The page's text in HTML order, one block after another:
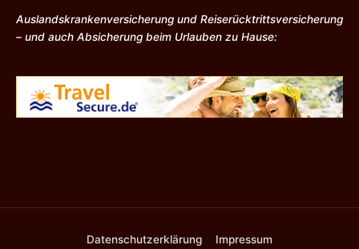
Auslandskrankenversicherung und Reiserücktrittsversicherung
– und auch Absicherung beim Urlauben zu Hause:
Datenschutzerklärung Impressum